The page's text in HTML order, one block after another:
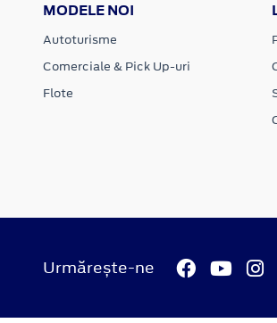
MODELE NOI
Autoturisme
Comerciale & Pick Up-uri
Flote
Urmărește-ne